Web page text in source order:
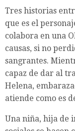
Tres historias
que es el
colabora en una
causas, si no
sangrantes.
capaz de dar al
Helena,
atiende como es
Una niña, hija de